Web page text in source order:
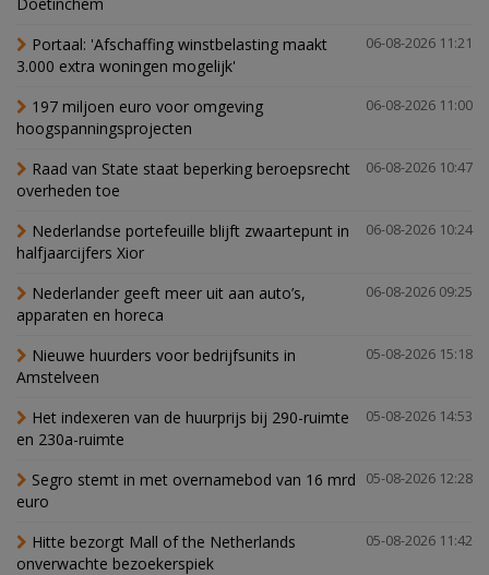
06-08-2026 11:21
Portaal: 'Afschaffing winstbelasting maakt
3.000 extra woningen mogelijk'
06-08-2026 11:00
197 miljoen euro voor omgeving
hoogspanningsprojecten
06-08-2026 10:47
Raad van State staat beperking beroepsrecht
overheden toe
06-08-2026 10:24
Nederlandse portefeuille blijft zwaartepunt in
halfjaarcijfers Xior
06-08-2026 09:25
Nederlander geeft meer uit aan auto’s,
apparaten en horeca
05-08-2026 15:18
Nieuwe huurders voor bedrijfsunits in
Amstelveen
05-08-2026 14:53
Het indexeren van de huurprijs bij 290-ruimte
en 230a-ruimte
05-08-2026 12:28
Segro stemt in met overnamebod van 16 mrd
euro
05-08-2026 11:42
Hitte bezorgt Mall of the Netherlands
onverwachte bezoekerspiek